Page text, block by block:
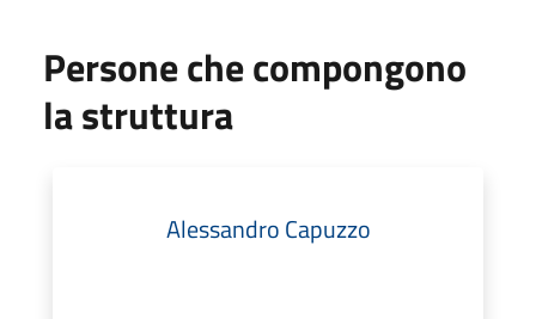
Persone che compongono
la struttura
Alessandro Capuzzo